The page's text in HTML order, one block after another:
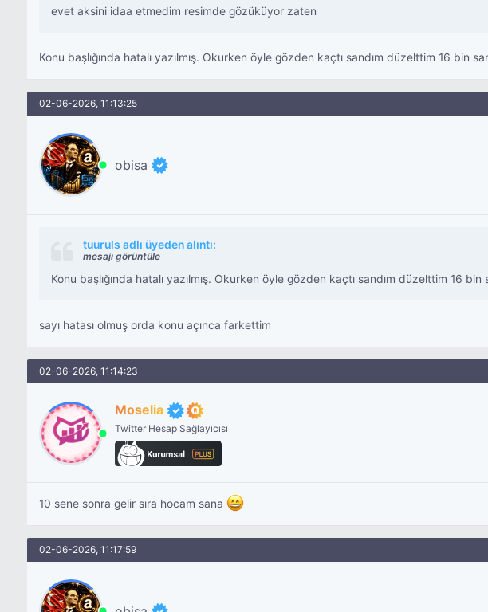
evet aksini idaa etmedim resimde gözüküyor zaten
Konu başlığında hatalı yazılmış. Okurken öyle gözden kaçtı sandım düzelttim 16 bin
02-06-2026, 11:13:25
obisa
tuuruls adlı üyeden alıntı:
mesajı görüntüle
Konu başlığında hatalı yazılmış. Okurken öyle gözden kaçtı sandım düzelttim 16 bin
sayı hatası olmuş orda konu açınca farkettim
02-06-2026, 11:14:23
Moselia
Twitter Hesap Sağlayıcısı
10 sene sonra gelir sıra hocam sana
02-06-2026, 11:17:59